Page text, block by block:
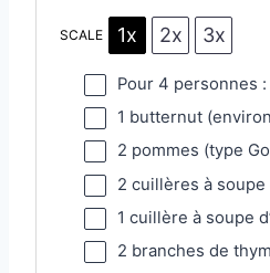
SCALE 1x 2x 3x
Pour 4 personnes :
1 butternut
2 pommes (type
2 cuillères à
1 cuillère à soupe
2 branches de